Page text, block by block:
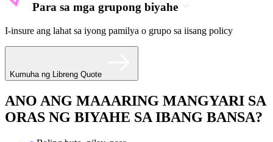
Para sa mga grupong biyahe
I-insure ang lahat sa iyong pamilya o grupo sa iisang policy
Kumuha ng Libreng Quote
ANO ANG MAAARING MANGYARI SA
ORAS NG BIYAHE SA IBANG BANSA?